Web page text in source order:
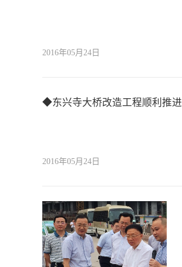
2016年05月24日
◆东兴寺大桥改造工程顺利推进
2016年05月24日